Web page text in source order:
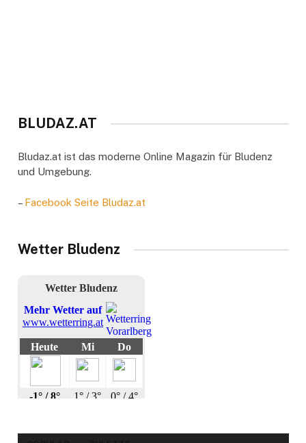
BLUDAZ.AT
Bludaz.at ist das moderne Online Magazin für Bludenz
und Umgebung.
– Facebook Seite Bludaz.at
Wetter Bludenz